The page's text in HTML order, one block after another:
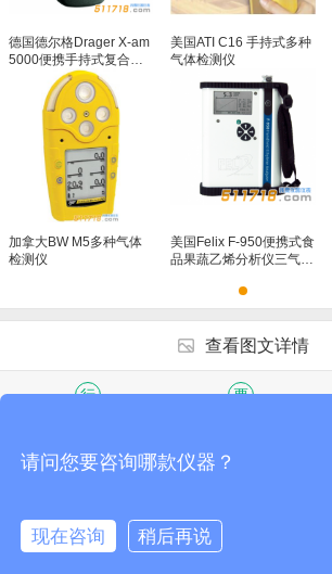
德国德尔格Drager X-am
5000便携手持式复合气
体检测仪/多种气体检测
美国ATI C16 手持式多种
气体检测仪
加拿大BW M5多种气体
检测仪
美国Felix F-950便携式食
品果蔬乙烯分析仪三气分
查看图文详情
客服电话: 400 901 1718
请问您要咨询哪款仪器？
现在咨询 稍后再说